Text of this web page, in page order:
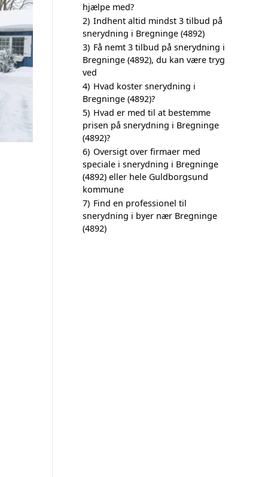
hjælpe med?
2) Indhent altid mindst 3 tilbud på
snerydning i Bregninge (4892)
3) Få nemt 3 tilbud på snerydning i
Bregninge (4892), du kan være tryg
ved
4) Hvad koster snerydning i
Bregninge (4892)?
5) Hvad er med til at bestemme
prisen på snerydning i Bregninge
(4892)?
6) Oversigt over firmaer med
speciale i snerydning i Bregninge
(4892) eller hele Guldborgsund
kommune
7) Find en professionel til
snerydning i byer nær Bregninge
(4892)